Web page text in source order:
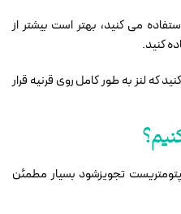
می کنید، بهتر است بیشتر از
کنید.
که لنز به طور کامل روی قرنیه قرار
تجویزشود بسیار مطمئن